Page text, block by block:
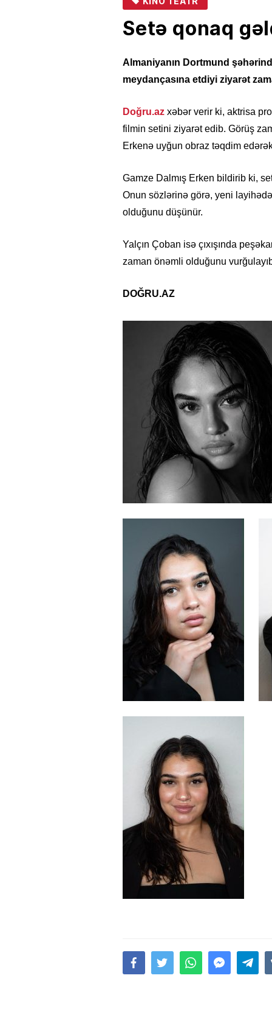
Setə qonaq
Almaniyanın Dortmund
meydançasına etdiyi ziyarət
Doğru.az xəbər verir ki, aktrisa
filmin setini ziyarət edib. Görüş
Erkenə uyğun obraz təqdim
Gamze Dalmış Erken bildirib ki,
Onun sözlərinə görə, yeni
olduğunu düşünür.
Yalçın Çoban isə çıxışında
zaman önəmli olduğunu
DOĞRU.AZ
15.02.2026- 18:49
Leyla Əliyeva babasının
gününü belə qeyd etdi –